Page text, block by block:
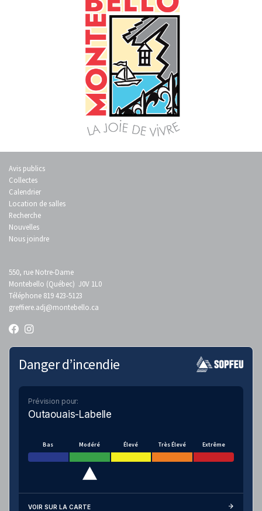
Avis publics
Collectes
Calendrier
Location de salles
Recherche
Nouvelles
Nous joindre
550, rue Notre-Dame
Montebello (Québec) J0V 1L0
Téléphone 819 423-5123
greffiere.adj@montebello.ca
Danger d’incendie
Prévision pour:
Outaouais-Labelle
Bas Modéré Élevé Très Élevé Extrême
VOIR SUR LA CARTE